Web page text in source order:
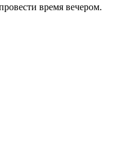
время вечером.